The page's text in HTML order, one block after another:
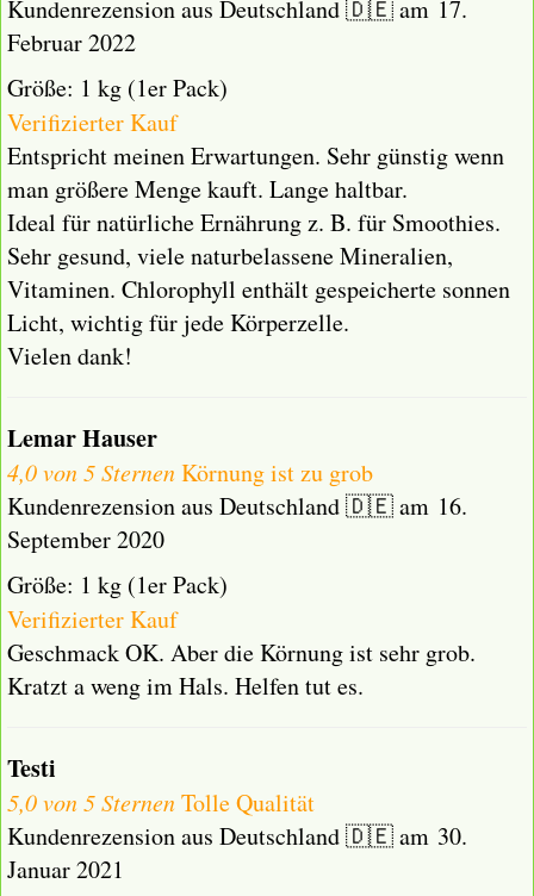
Kundenrezension aus Deutschland 🇩🇪 am 17.
Februar 2022
Größe: 1 kg (1er Pack)
Verifizierter Kauf
Entspricht meinen Erwartungen. Sehr günstig wenn
man größere Menge kauft. Lange haltbar.
Ideal für natürliche Ernährung z. B. für Smoothies.
Sehr gesund, viele naturbelassene Mineralien,
Vitaminen. Chlorophyll enthält gespeicherte sonnen
Licht, wichtig für jede Körperzelle.
Vielen dank!
Lemar Hauser
4,0 von 5 SternenKörnung ist zu grob
Kundenrezension aus Deutschland 🇩🇪 am 16.
September 2020
Größe: 1 kg (1er Pack)
Verifizierter Kauf
Geschmack OK. Aber die Körnung ist sehr grob.
Kratzt a weng im Hals. Helfen tut es.
Testi
5,0 von 5 SternenTolle Qualität
Kundenrezension aus Deutschland 🇩🇪 am 30.
Januar 2021